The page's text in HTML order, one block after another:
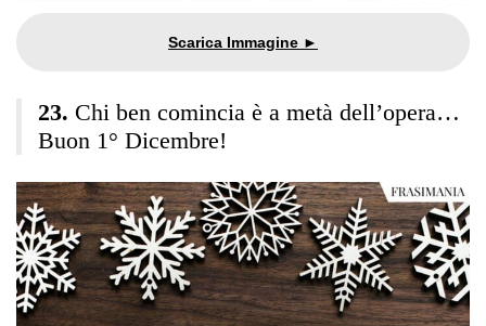
Chi ben comincia è a metà dell’opera…
Buon 1° Dicembre!